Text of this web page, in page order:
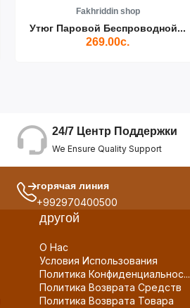
Fakhriddin shop
Утюг Паровой Беспроводной...
269.00с.
24/7 Центр Поддержки
We Ensure Quality Support
горячая линия
+992970400500
другой
О Нас
Условия Использования
Политика Конфиденциальнос...
Политика Возврата Средств
Политика Возврата Товара